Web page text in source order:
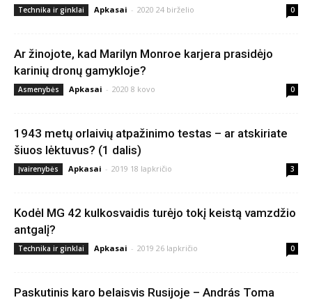
Technika ir ginklai Apkasai - 2020 24 birželio 0
Ar žinojote, kad Marilyn Monroe karjera prasidėjo
karinių dronų gamykloje?
Asmenybės Apkasai - 2020 8 kovo 0
1943 metų orlaivių atpažinimo testas – ar atskiriate
šiuos lėktuvus? (1 dalis)
Įvairenybės Apkasai - 2019 18 lapkričio 3
Kodėl MG 42 kulkosvaidis turėjo tokį keistą vamzdžio
antgalį?
Technika ir ginklai Apkasai - 2019 26 lapkričio 0
Paskutinis karo belaisvis Rusijoje – András Toma